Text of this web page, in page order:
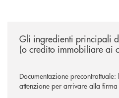
Gli ingredienti principali
(o credito immobiliare ai
Documentazione
attenzione per arrivare alla firma